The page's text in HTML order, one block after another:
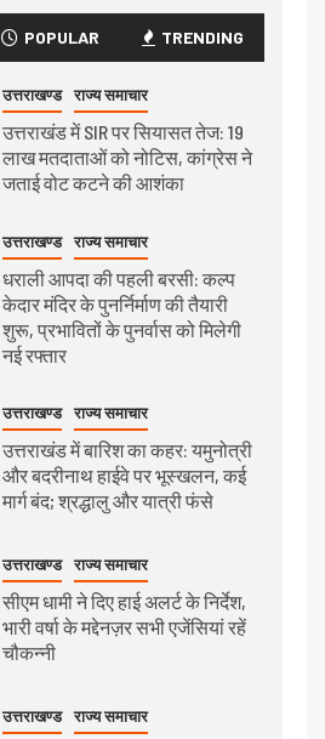
POPULAR TRENDING
उत्तराखण्ड राज्य समाचार
उत्तराखंड में SIR पर सियासत तेज: 19
लाख मतदाताओं को नोटिस, कांग्रेस ने
जताई वोट कटने की आशंका
उत्तराखण्ड राज्य समाचार
धराली आपदा की पहली बरसी: कल्प
केदार मंदिर के पुनर्निर्माण की तैयारी
शुरू, प्रभावितों के पुनर्वास को मिलेगी
नई रफ्तार
उत्तराखण्ड राज्य समाचार
उत्तराखंड में बारिश का कहर: यमुनोत्री
और बदरीनाथ हाईवे पर भूस्खलन, कई
मार्ग बंद; श्रद्धालु और यात्री फंसे
उत्तराखण्ड राज्य समाचार
सीएम धामी ने दिए हाई अलर्ट के निर्देश,
भारी वर्षा के मद्देनज़र सभी एजेंसियां रहें
चौकन्नी
उत्तराखण्ड राज्य समाचार